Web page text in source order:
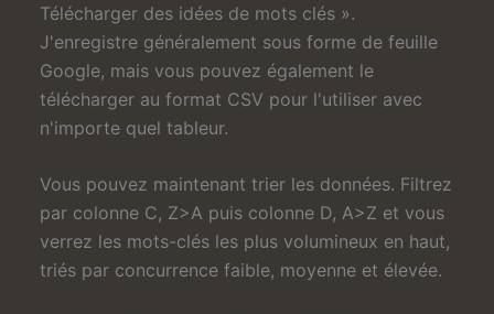
Télécharger des idées de mots clés ».
J'enregistre généralement sous forme de feuille
Google, mais vous pouvez également le
télécharger au format CSV pour l'utiliser avec
n'importe quel tableur.
Vous pouvez maintenant trier les données. Filtrez
par colonne C, Z>A puis colonne D, A>Z et vous
verrez les mots-clés les plus volumineux en haut,
triés par concurrence faible, moyenne et élevée.